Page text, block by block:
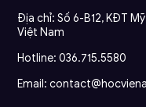
Địa chỉ: Số 6-B12, KĐT
Việt Nam
Hotline: 036.715.5580
Email: